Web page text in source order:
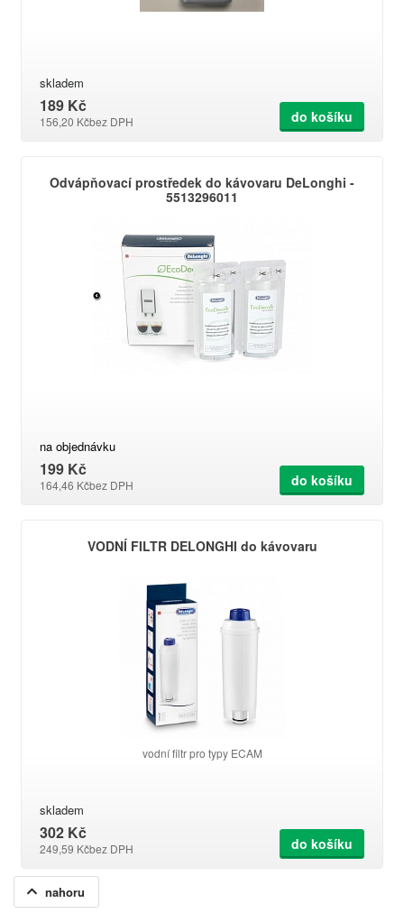
skladem
189 Kč
156,20 Kčbez DPH do košíku
Odvápňovací prostředek do kávovaru DeLonghi -
5513296011
na objednávku
199 Kč
164,46 Kčbez DPH do košíku
VODNÍ FILTR DELONGHI do kávovaru
vodní filtr pro typy ECAM
skladem
302 Kč
249,59 Kčbez DPH do košíku
nahoru